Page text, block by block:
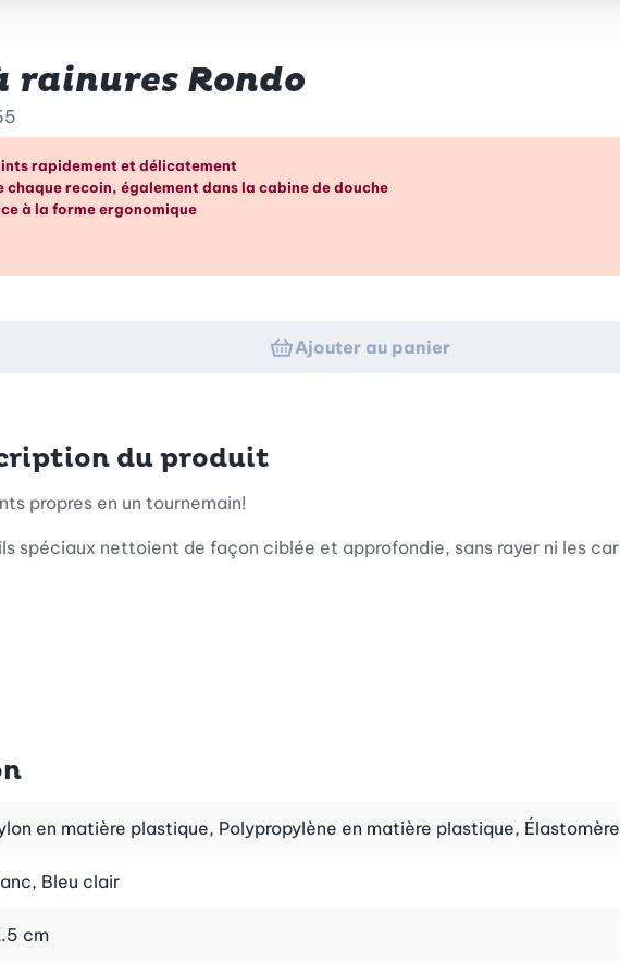
rainures Rondo
un coup d’œil
rapidement et délicatement
recoin, également dans la cabine de douche
à la forme ergonomique
Ajouter au panier
du produit
propres en un tournemain!
spéciaux nettoient de façon ciblée et approfondie, sans rayer ni les
en matière plastique, Polypropylène en matière plastique,
Bleu clair
cm